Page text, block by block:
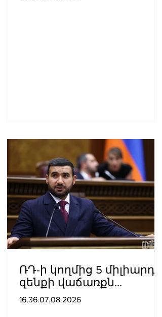
ՌԴ-ի կողմից 5 միլիարդի
զենքի վաճառքն
Ադրբեջանին
16.36.07.08.2026